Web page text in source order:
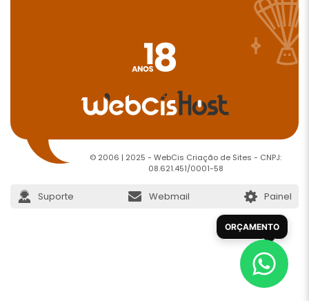
© 2006 | 2025 - WebCis Criação de Sites - CNPJ:
08.621.451/0001-58
Suporte Webmail Painel
ORÇAMENTO